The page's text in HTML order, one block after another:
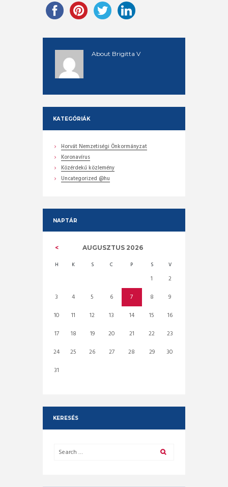
About Brigitta V
KATEGÓRIÁK
Horvát Nemzetiségi Önkormányzat
Koronavírus
Közérdekű közlemény
Uncategorized @hu
NAPTÁR
AUGUSZTUS 2026
H K S C P S V
1
2
3
4 5 6 7 8
9
10
11 12 13 14 15
16
17
18 19 20 21 22
23
24
25 26 27 28 29
30
31
KERESÉS